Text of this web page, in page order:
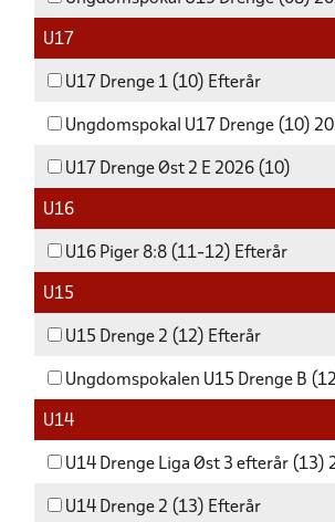
U17
U17 Drenge 1 (10) Efterår
Ungdomspokal U17 Drenge (10)
U17 Drenge Øst 2 E 2026 (10)
U16
U16 Piger 8:8 (11-12) Efterår
U15
U15 Drenge 2 (12) Efterår
Ungdomspokalen U15 Drenge B
U14
U14 Drenge Liga Øst 3 efterår (13)
U14 Drenge 2 (13) Efterår